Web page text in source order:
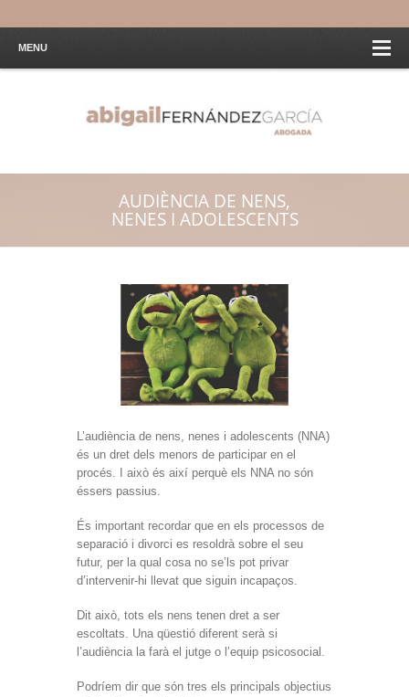
MENU
AUDIÈNCIA DE NENS,
NENES I ADOLESCENTS
L’audiència de nens, nenes i adolescents (NNA)
és un dret dels menors de participar en el
procés. I això és així perquè els NNA no són
éssers passius.
És important recordar que en els processos de
separació i divorci es resoldrà sobre el seu
futur, per la qual cosa no se’ls pot privar
d’intervenir-hi llevat que siguin incapaços.
Dit això, tots els nens tenen dret a ser
escoltats. Una qüestió diferent serà si
l’audiència la farà el jutge o l’equip psicosocial.
Podríem dir que són tres els principals objectius